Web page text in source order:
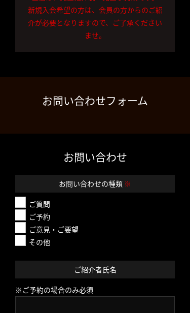
新規入会希望の方は、会員の方からのご紹
介が必要となりますので、ご了承ください
ませ。
お問い合わせフォーム
お問い合わせ
お問い合わせの種類 ※
ご質問
ご予約
ご意見・ご要望
その他
ご紹介者氏名
※ご予約の場合のみ必須